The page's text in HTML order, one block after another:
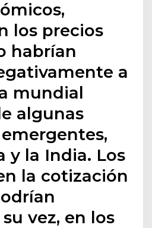
los precios
habrían
a
mundial
algunas
y la India. Los
la cotización
vez, en los